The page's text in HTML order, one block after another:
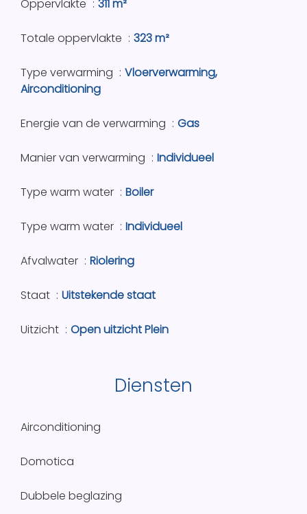
Oppervlakte 311 m²
Totale oppervlakte 323 m²
Type verwarming
Vloerverwarming,
Airconditioning
Energie van de verwarming Gas
Manier van verwarming Individueel
Type warm water Boiler
Type warm water Individueel
Afvalwater Riolering
Staat Uitstekende staat
Uitzicht Open uitzicht Plein
Diensten
Airconditioning
Domotica
Dubbele beglazing